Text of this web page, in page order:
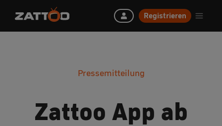
Registrieren
Pressemitteilung
Zattoo App ab